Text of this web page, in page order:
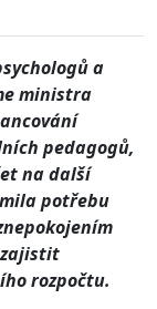
a
ministra
pedagogů,
na další
potřebu
rozpočtu.